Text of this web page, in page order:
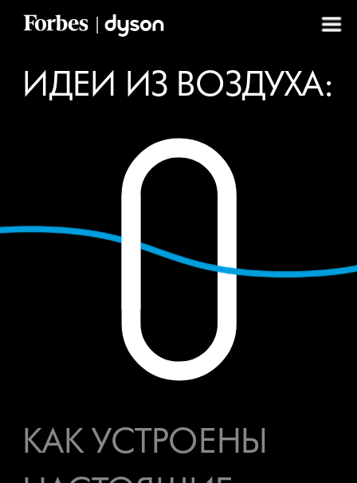
ИДЕИ ИЗ ВОЗДУХА:
КАК УСТРОЕНЫ